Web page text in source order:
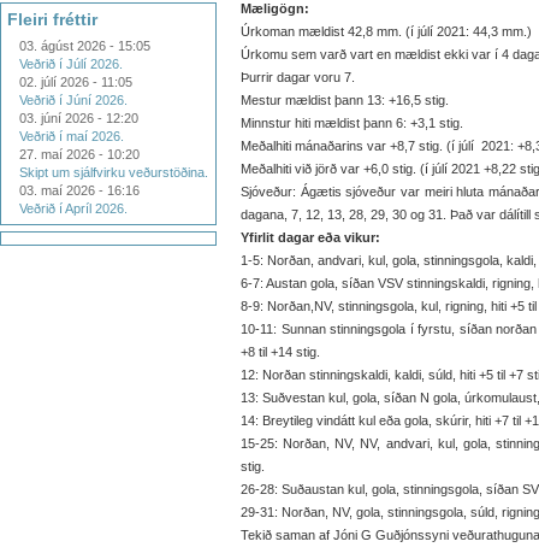
Fleiri fréttir
03. ágúst 2026 - 15:05
Veðrið í Júlí 2026.
02. júlí 2026 - 11:05
Veðrið í Júní 2026.
03. júní 2026 - 12:20
Veðrið í maí 2026.
27. maí 2026 - 10:20
Skipt um sjálfvirku veðurstöðina.
03. maí 2026 - 16:16
Veðrið í Apríl 2026.
Mæligögn:
Úrkoman mældist 42,8 mm. (í júlí 2021: 44,3 mm.)
Úrkomu sem varð vart en mældist ekki var í 4
Þurrir dagar voru 7.
Mestur mældist þann 13: +16,5 stig.
Minnstur hiti mældist þann 6: +3,1 stig.
Meðalhiti mánaðarins var +8,7 stig. (í júlí 2021:
Meðalhiti við jörð var +6,0 stig. (í júlí 2021 +8,22
Sjóveður: Ágætis sjóveður var meiri hluta
dagana, 7, 12, 13, 28, 29, 30 og 31. Það var dálítill
Yfirlit dagar eða vikur:
1-5: Norðan, andvari, kul, gola, stinningsgola,
6-7: Austan gola, síðan VSV stinningskaldi, rigning,
8-9: Norðan,NV, stinningsgola, kul, rigning, hiti +5
10-11: Sunnan stinningsgola í fyrstu, síðan
+8 til +14 stig.
12: Norðan stinningskaldi, kaldi, súld, hiti +5 til +7
13: Suðvestan kul, gola, síðan N gola,
14: Breytileg vindátt kul eða gola, skúrir, hiti +7 til
15-25: Norðan, NV, NV, andvari, kul, gola,
stig.
26-28: Suðaustan kul, gola, stinningsgola, síðan
29-31: Norðan, NV, gola, stinningsgola, súld,
Tekið saman af Jóni G Guðjónssyni